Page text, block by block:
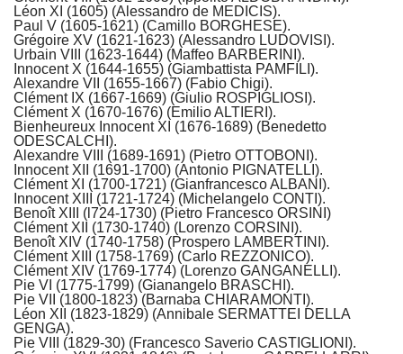
Léon XI (1605) (Alessandro de MEDICIS).
Paul V (1605-1621) (Camillo BORGHESE).
Grégoire XV (1621-1623) (Alessandro LUDOVISI).
Urbain VIII (1623-1644) (Maffeo BARBERINI).
Innocent X (1644-1655) (Giambattista PAMFILI).
Alexandre VII (1655-1667) (Fabio Chigi).
Clément IX (1667-1669) (Giulio ROSPIGLIOSI).
Clément X (1670-1676) (Emilio ALTIERI).
Bienheureux Innocent XI (1676-1689) (Benedetto
ODESCALCHI).
Alexandre VIII (1689-1691) (Pietro OTTOBONI).
Innocent XII (1691-1700) (Antonio PIGNATELLI).
Clément XI (1700-1721) (Gianfrancesco ALBANI).
Innocent XIII (1721-1724) (Michelangelo CONTI).
Benoît XIII (l724-1730) (Pietro Francesco ORSINI)
Clément XII (1730-1740) (Lorenzo CORSINI).
Benoît XIV (1740-1758) (Prospero LAMBERTINI).
Clément XIII (1758-1769) (Carlo REZZONICO).
Clément XIV (1769-1774) (Lorenzo GANGANELLI).
Pie VI (1775-1799) (Gianangelo BRASCHI).
Pie VII (1800-1823) (Barnaba CHIARAMONTI).
Léon XII (1823-1829) (Annibale SERMATTEI DELLA
GENGA).
Pie VIII (1829-30) (Francesco Saverio CASTIGLIONI).